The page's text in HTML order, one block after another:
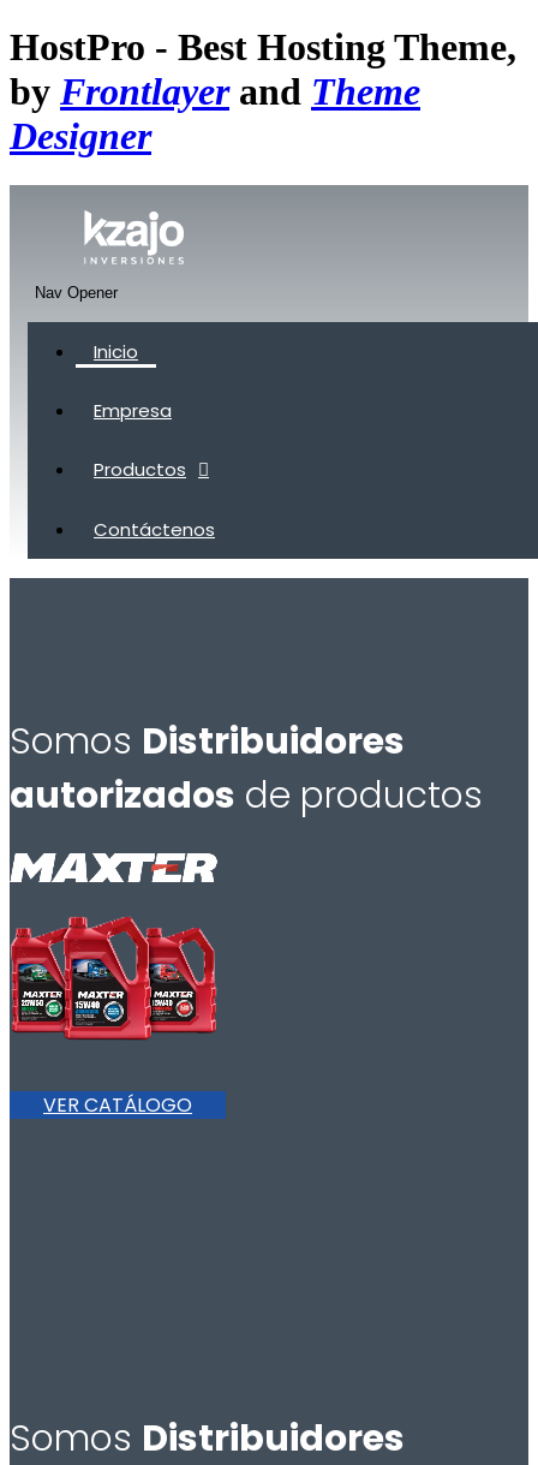
HostPro - Best Hosting Theme,
by Frontlayerand Theme
Designer
Nav Opener
Inicio
Empresa
Productos
Contáctenos
Somos Distribuidores
autorizados de productos
VER CATÁLOGO
Somos Distribuidores